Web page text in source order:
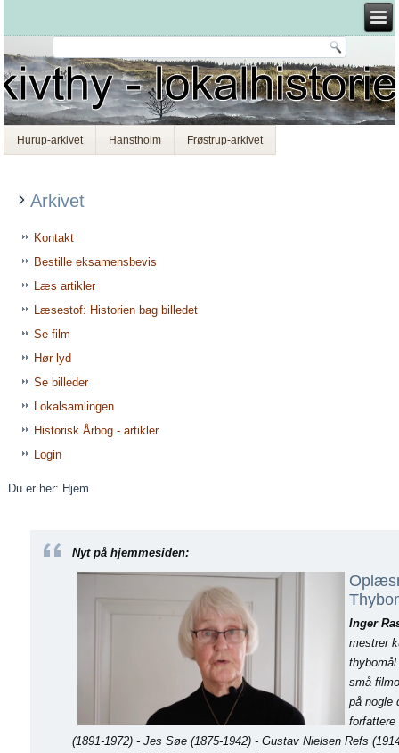
Hurup-arkivet Hanstholm Frøstrup-arkivet
Arkivet
Kontakt
Bestille eksamensbevis
Læs artikler
Læsestof: Historien bag billedet
Se film
Hør lyd
Se billeder
Lokalsamlingen
Historisk Årbog - artikler
Login
Du er her: Hjem
Nyt på hjemmesiden:
Inger
mestrer
små
på nogle
forfattere
(1891-1972) - Jes Søe (1875-1942) - Gustav Nielsen Refs